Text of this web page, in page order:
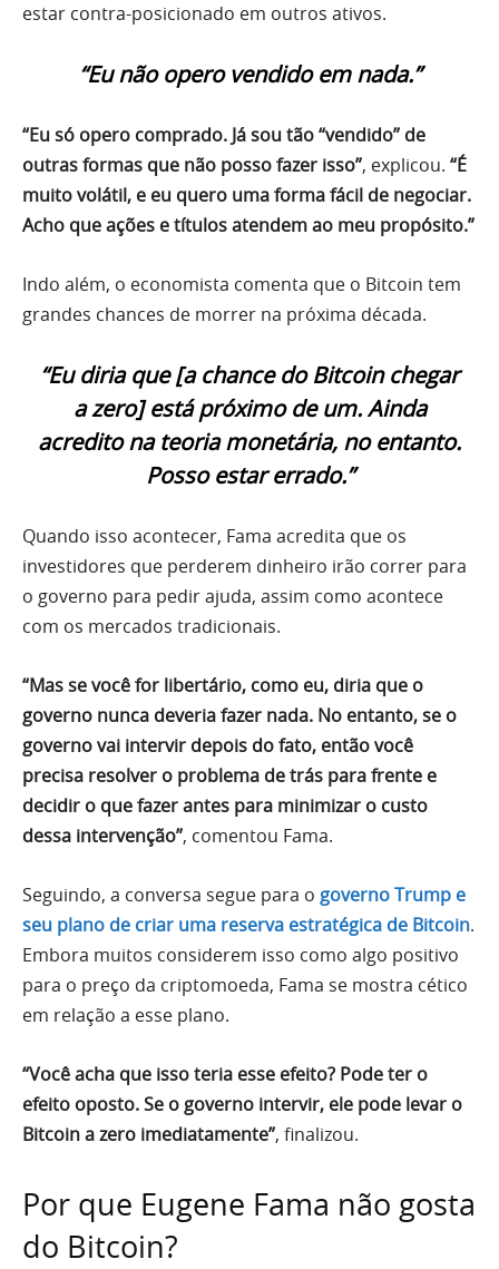
estar contra-posicionado em outros ativos.
“Eu não opero vendido em nada.”
“Eu só opero comprado. Já sou tão “vendido” de
outras formas que não posso fazer isso”, explicou. “É
muito volátil, e eu quero uma forma fácil de negociar.
Acho que ações e títulos atendem ao meu propósito.”
Indo além, o economista comenta que o Bitcoin tem
grandes chances de morrer na próxima década.
“Eu diria que [a chance do Bitcoin chegar
a zero] está próximo de um. Ainda
acredito na teoria monetária, no entanto.
Posso estar errado.”
Quando isso acontecer, Fama acredita que os
investidores que perderem dinheiro irão correr para
o governo para pedir ajuda, assim como acontece
com os mercados tradicionais.
“Mas se você for libertário, como eu, diria que o
governo nunca deveria fazer nada. No entanto, se o
governo vai intervir depois do fato, então você
precisa resolver o problema de trás para frente e
decidir o que fazer antes para minimizar o custo
dessa intervenção”, comentou Fama.
Seguindo, a conversa segue para o governo Trump e
seu plano de criar uma reserva estratégica de Bitcoin.
Embora muitos considerem isso como algo positivo
para o preço da criptomoeda, Fama se mostra cético
em relação a esse plano.
“Você acha que isso teria esse efeito? Pode ter o
efeito oposto. Se o governo intervir, ele pode levar o
Bitcoin a zero imediatamente”, finalizou.
Por que Eugene Fama não gosta
do Bitcoin?